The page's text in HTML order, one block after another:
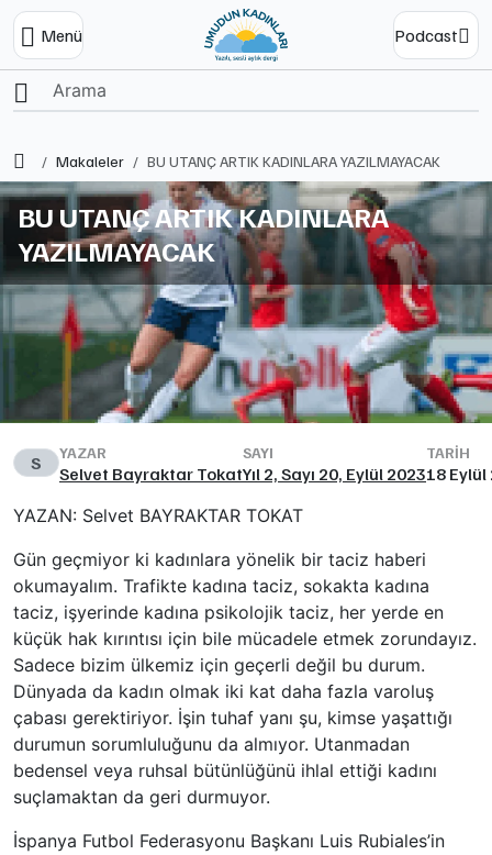
Menü Podcast
Ana SayfaMakaleler BU UTANÇ ARTIK KADINLARA YAZILMAYACAK
BU UTANÇ ARTIK KADINLARA
YAZILMAYACAK
S YAZAR
Selvet Bayraktar Tokat
SAYI
Yıl 2, Sayı 20, Eylül 2023
TARIH
18 Eylül
YAZAN: Selvet BAYRAKTAR TOKAT
Gün geçmiyor ki kadınlara yönelik bir taciz haberi
okumayalım. Trafikte kadına taciz, sokakta kadına
taciz, işyerinde kadına psikolojik taciz, her yerde en
küçük hak kırıntısı için bile mücadele etmek zorundayız.
Sadece bizim ülkemiz için geçerli değil bu durum.
Dünyada da kadın olmak iki kat daha fazla varoluş
çabası gerektiriyor. İşin tuhaf yanı şu, kimse yaşattığı
durumun sorumluluğunu da almıyor. Utanmadan
bedensel veya ruhsal bütünlüğünü ihlal ettiği kadını
suçlamaktan da geri durmuyor.
İspanya Futbol Federasyonu Başkanı Luis Rubiales’in